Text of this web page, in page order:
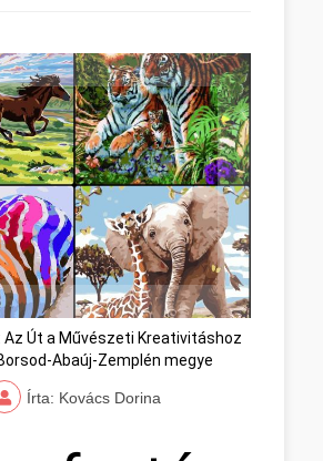
Út a Művészeti Kreativitáshoz
Abaúj-Zemplén megye
Írta: Kovács Dorina